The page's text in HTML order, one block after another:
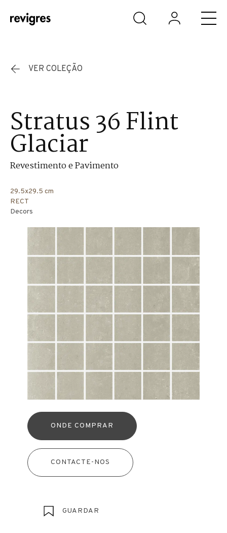
Saltar para o conteúdo principal
VER COLEÇÃO
Stratus 36 Flint
Glaciar
Revestimento e Pavimento
29.5x29.5 cm
RECT
Decors
ONDE COMPRAR
CONTACTE-NOS
GUARDAR